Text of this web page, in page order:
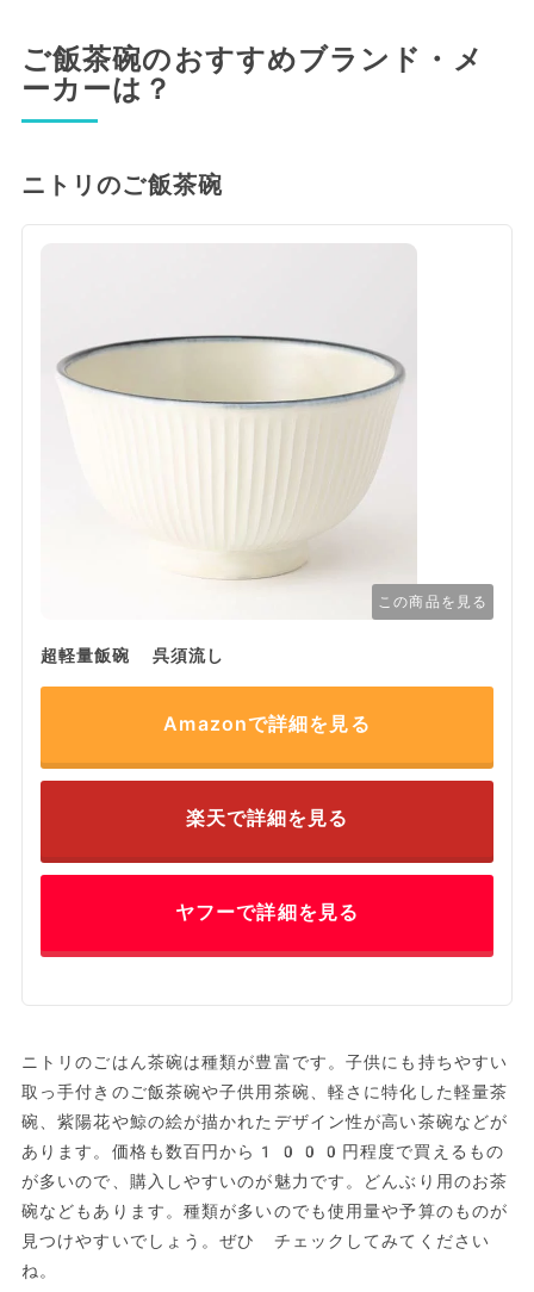
ご飯茶碗のおすすめブランド・メ
ーカーは？
ニトリのご飯茶碗
この商品を見る
超軽量飯碗 呉須流し
Amazonで詳細を見る
楽天で詳細を見る
ヤフーで詳細を見る
ニトリのごはん茶碗は種類が豊富です。子供にも持ちやすい
取っ手付きのご飯茶碗や子供用茶碗、軽さに特化した軽量茶
碗、紫陽花や鯨の絵が描かれたデザイン性が高い茶碗などが
あります。価格も数百円から1000円程度で買えるもの
が多いので、購入しやすいのが魅力です。どんぶり用のお茶
碗などもあります。種類が多いのでも使用量や予算のものが
見つけやすいでしょう。ぜひ チェックしてみてください
ね。